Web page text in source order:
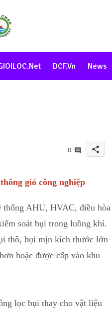
DCF.vn News
0 share
gió công nghiệp
AHU, HVAC, điều hòa
soát bụi trong luồng khí.
thô, bụi mịn kích thước lớn
hoặc được cấp vào khu
lọc bụi thay cho vật liệu